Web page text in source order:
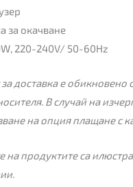
за окачване
220-240V/ 50-60Hz
доставка е
В случай на
на опция плащане с
на продуктите са